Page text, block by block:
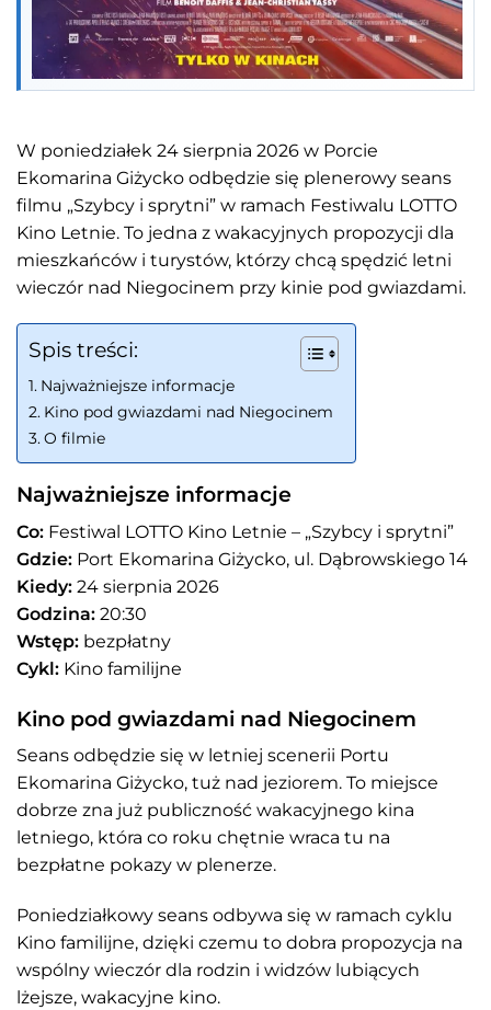
W poniedziałek 24 sierpnia 2026 w Porcie
Ekomarina Giżycko odbędzie się plenerowy seans
filmu „Szybcy i sprytni” w ramach Festiwalu LOTTO
Kino Letnie. To jedna z wakacyjnych propozycji dla
mieszkańców i turystów, którzy chcą spędzić letni
wieczór nad Niegocinem przy kinie pod gwiazdami.
Spis treści:
Najważniejsze informacje
Kino pod gwiazdami nad Niegocinem
O filmie
Najważniejsze informacje
Co: Festiwal LOTTO Kino Letnie – „Szybcy i sprytni”
Gdzie: Port Ekomarina Giżycko, ul. Dąbrowskiego 14
Kiedy: 24 sierpnia 2026
Godzina: 20:30
Wstęp: bezpłatny
Cykl: Kino familijne
Kino pod gwiazdami nad Niegocinem
Seans odbędzie się w letniej scenerii Portu
Ekomarina Giżycko, tuż nad jeziorem. To miejsce
dobrze zna już publiczność wakacyjnego kina
letniego, która co roku chętnie wraca tu na
bezpłatne pokazy w plenerze.
Poniedziałkowy seans odbywa się w ramach cyklu
Kino familijne, dzięki czemu to dobra propozycja na
wspólny wieczór dla rodzin i widzów lubiących
lżejsze, wakacyjne kino.